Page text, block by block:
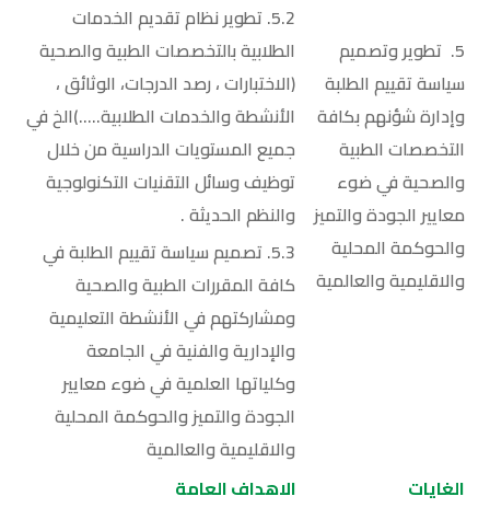
5. تطوير وتصميم
سياسة تقييم الطلبة
وإدارة شؤنهم بكافة
التخصصات الطبية
والصحية في ضوء
معايير الجودة والتميز
والحوكمة المحلية
والاقليمية والعالمية
5.2. تطوير نظام تقديم الخدمات
الطلابية بالتخصصات الطبية والصحية
(الاختبارات ، رصد الدرجات، الوثائق ،
الأنشطة والخدمات الطلابية…..)الخ في
جميع المستويات الدراسية من خلال
توظيف وسائل التقنيات التكنولوجية
والنظم الحديثة .
5.3. تصميم سياسة تقييم الطلبة في
كافة المقررات الطبية والصحية
ومشاركتهم في الأنشطة التعليمية
والإدارية والفنية في الجامعة
وكلياتها العلمية في ضوء معايير
الجودة والتميز والحوكمة المحلية
والاقليمية والعالمية
الغايات
الاهداف العامة